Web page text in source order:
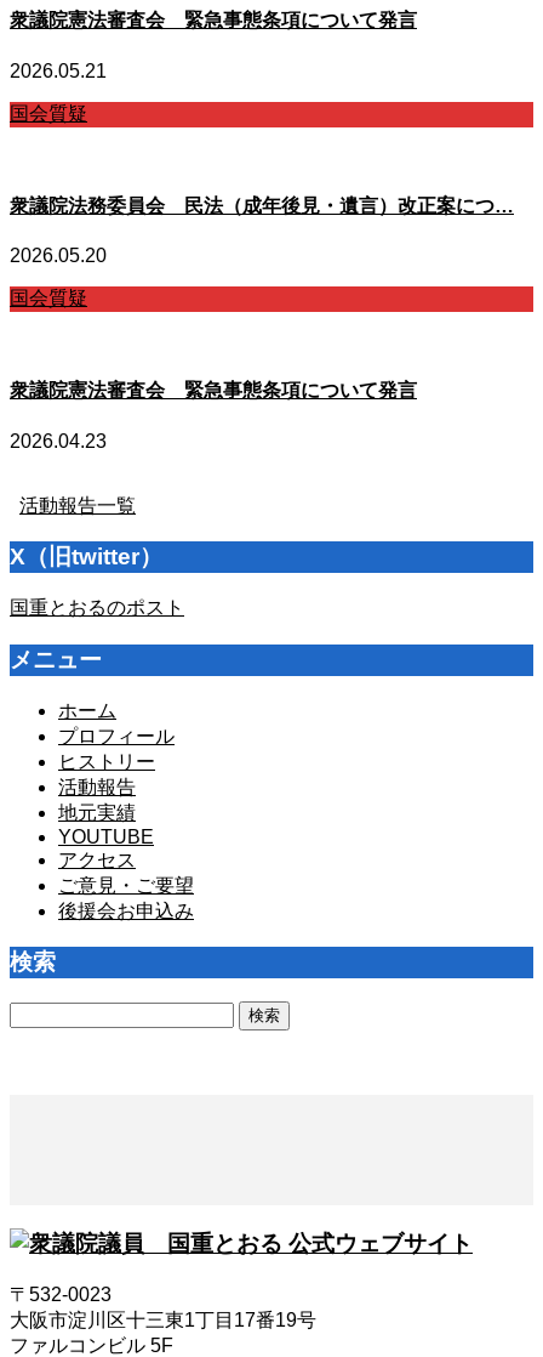
衆議院憲法審査会 緊急事態条項について発言
2026.05.21
国会質疑
衆議院法務委員会 民法（成年後見・遺言）改正案につ…
2026.05.20
国会質疑
衆議院憲法審査会 緊急事態条項について発言
2026.04.23
活動報告一覧
X（旧twitter）
国重とおるのポスト
メニュー
ホーム
プロフィール
ヒストリー
活動報告
地元実績
YOUTUBE
アクセス
ご意見・ご要望
後援会お申込み
検索
〒532-0023
大阪市淀川区十三東1丁目17番19号
ファルコンビル 5F